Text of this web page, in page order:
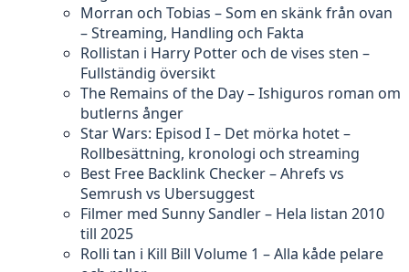
Morran och Tobias – Som en skänk från ovan
– Streaming, Handling och Fakta
Rollistan i Harry Potter och de vises sten –
Fullständig översikt
The Remains of the Day – Ishiguros roman om
butlerns ånger
Star Wars: Episod I – Det mörka hotet –
Rollbesättning, kronologi och streaming
Best Free Backlink Checker – Ahrefs vs
Semrush vs Ubersuggest
Filmer med Sunny Sandler – Hela listan 2010
till 2025
Rolli tan i Kill Bill Volume 1 – Alla kåde pelare